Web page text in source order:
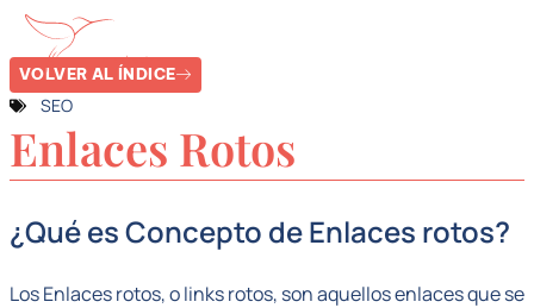
VOLVER AL ÍNDICE
SEO
Enlaces Rotos
¿Qué es Concepto de Enlaces rotos?
Los Enlaces rotos, o links rotos, son aquellos enlaces que se